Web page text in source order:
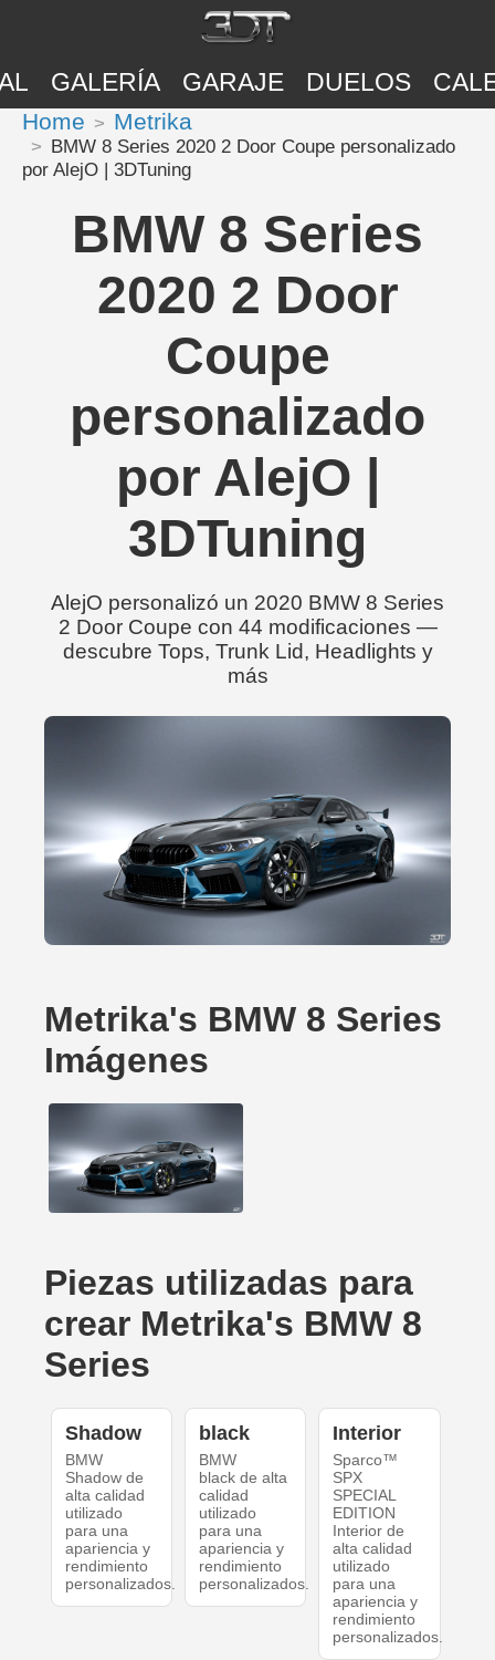
GALERÍA GARAJE DUELOS
Home Metrika
BMW 8 Series 2020 2 Door Coupe personalizado
por AlejO | 3DTuning
BMW 8 Series
2020 2 Door
Coupe
personalizado
por AlejO |
3DTuning
AlejO personalizó un 2020 BMW 8 Series
2 Door Coupe con 44 modificaciones —
descubre Tops, Trunk Lid, Headlights y
más
Metrika's BMW 8 Series
Imágenes
Piezas utilizadas para
crear Metrika's BMW 8
Series
Shadow
BMW
Shadow de
alta calidad
utilizado
para una
apariencia y
rendimiento
personalizados.
black
BMW
black de alta
calidad
utilizado
para una
apariencia y
rendimiento
personalizados.
Interior
Sparco™
SPX
SPECIAL
EDITION
Interior de
alta calidad
utilizado
para una
apariencia y
rendimiento
personalizados.